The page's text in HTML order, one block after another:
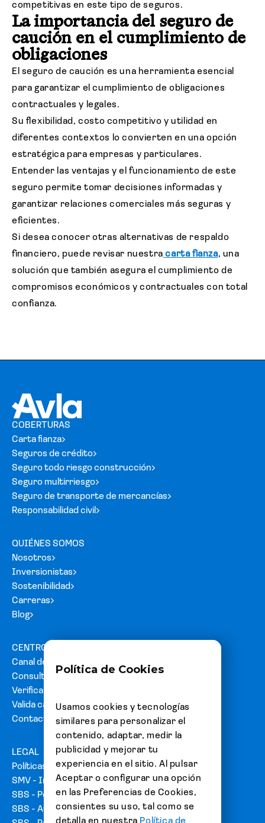
competitivas en este tipo de seguros.
La importancia del seguro de
caución en el cumplimiento de
obligaciones
El seguro de caución es una herramienta esencial
para garantizar el cumplimiento de obligaciones
contractuales y legales.
Su flexibilidad, costo competitivo y utilidad en
diferentes contextos lo convierten en una opción
estratégica para empresas y particulares.
Entender las ventajas y el funcionamiento de este
seguro permite tomar decisiones informadas y
garantizar relaciones comerciales más seguras y
eficientes.
Si desea conocer otras alternativas de respaldo
financiero, puede revisar nuestra carta fianza, una
solución que también asegura el cumplimiento de
compromisos económicos y contractuales con total
confianza.
COBERTURAS
Carta fianza
Seguros de crédito
Seguro todo riesgo construcción
Seguro multirriesgo
Seguro de transporte de mercancías
Responsabilidad civil
QUIÉNES SOMOS
Nosotros
Inversionistas
Sostenibilidad
Carreras
Blog
CENTRO DE AYUDA
Canal de denuncias
Consultas y reclamos
Verifica tu carta fianza
Valida cartas de acreditación
Contacto
LEGAL
Políticas
SMV - Información del emisor
SBS - Portal de usuarios
SBS - Autorización de emisión de Fianzas
Política de Cookies
Usamos cookies y tecnologías
similares para personalizar el
contenido, adaptar, medir la
publicidad y mejorar tu
experiencia en el sitio. Al pulsar
Aceptar o configurar una opción
en las Preferencias de Cookies,
consientes su uso, tal como se